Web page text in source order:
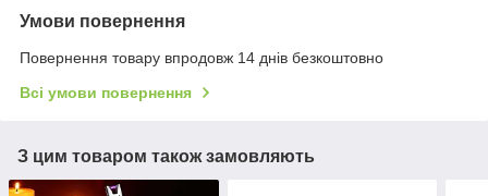
Умови повернення
Повернення товару впродовж 14 днів безкоштовно
Всі умови повернення
З цим товаром також замовляють